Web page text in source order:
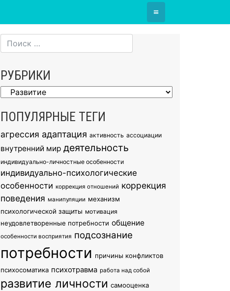
≡
РУБРИКИ
Рубрики
ПОПУЛЯРНЫЕ ТЕГИ
агрессия адаптация активность ассоциации
внутренний мир деятельность
индивидуально-личностные особенности
индивидуально-психологические
особенности коррекция отношений коррекция
поведения манипуляции механизм
психологической защиты мотивация
неудовлетворенные потребности общение
особенности восприятия подсознание
потребности причины конфликтов
психосоматика психотравма работа над собой
развитие личности самооценка